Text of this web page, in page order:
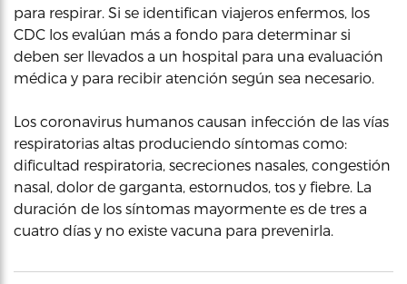
para respirar. Si se identifican viajeros enfermos, los
CDC los evalúan más a fondo para determinar si
deben ser llevados a un hospital para una evaluación
médica y para recibir atención según sea necesario.
Los coronavirus humanos causan infección de las vías
respiratorias altas produciendo síntomas como:
dificultad respiratoria, secreciones nasales, congestión
nasal, dolor de garganta, estornudos, tos y fiebre. La
duración de los síntomas mayormente es de tres a
cuatro días y no existe vacuna para prevenirla.